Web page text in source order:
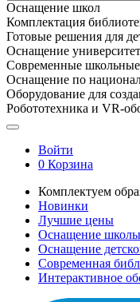
Оснащение школ
Комплектация
Готовые решения для
Оснащение
Современные
Оснащение по
Оборудование для
Робототехника и VR-
Войти
0 Корзина
Комплектуем
Новинки
Лучшие цены
Оснащение школы
Оснащение
Современная
Интерактивное